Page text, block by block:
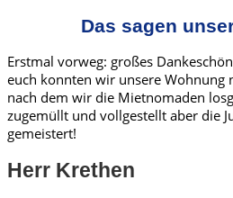
Das sagen
Erstmal vorweg: großes
euch konnten wir unsere Wohnung
nach dem wir die Mietnomaden
zugemüllt und vollgestellt aber die
gemeistert!
Herr Krethen​